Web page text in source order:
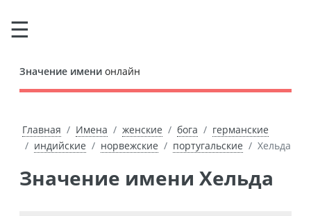
Значение имени онлайн
Главная Имена женские бога
германские
индийские
норвежские португальские Хельда
Значение имени Хельда